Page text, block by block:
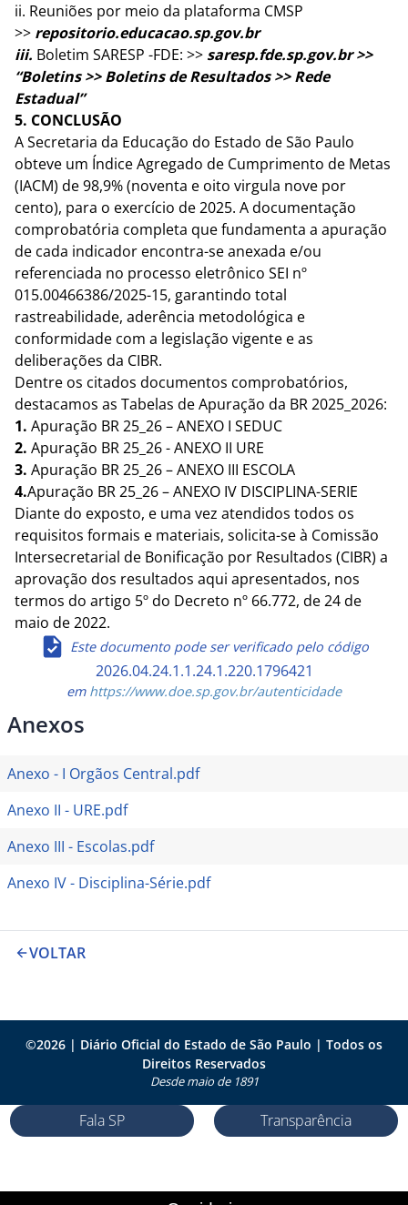
ii. Reuniões por meio da plataforma CMSP
>> repositorio.educacao.sp.gov.br
iii. Boletim SARESP -FDE: >> saresp.fde.sp.gov.br >>
“Boletins >> Boletins de Resultados >> Rede
Estadual”
5. CONCLUSÃO
A Secretaria da Educação do Estado de São Paulo
obteve um Índice Agregado de Cumprimento de Metas
(IACM) de 98,9% (noventa e oito virgula nove por
cento), para o exercício de 2025. A documentação
comprobatória completa que fundamenta a apuração
de cada indicador encontra-se anexada e/ou
referenciada no processo eletrônico SEI nº
015.00466386/2025-15, garantindo total
rastreabilidade, aderência metodológica e
conformidade com a legislação vigente e as
deliberações da CIBR.
Dentre os citados documentos comprobatórios,
destacamos as Tabelas de Apuração da BR 2025_2026:
1. Apuração BR 25_26 – ANEXO I SEDUC
2. Apuração BR 25_26 - ANEXO II URE
3. Apuração BR 25_26 – ANEXO III ESCOLA
4.Apuração BR 25_26 – ANEXO IV DISCIPLINA-SERIE
Diante do exposto, e uma vez atendidos todos os
requisitos formais e materiais, solicita-se à Comissão
Intersecretarial de Bonificação por Resultados (CIBR) a
aprovação dos resultados aqui apresentados, nos
termos do artigo 5º do Decreto nº 66.772, de 24 de
maio de 2022.
Este documento pode ser verificado pelo código
2026.04.24.1.1.24.1.220.1796421
emhttps://www.doe.sp.gov.br/autenticidade
Anexos
Anexo - I Orgãos Central.pdf
Anexo II - URE.pdf
Anexo III - Escolas.pdf
Anexo IV - Disciplina-Série.pdf
VOLTAR
©2026 | Diário Oficial do Estado de São Paulo | Todos os
Direitos Reservados
Desde maio de 1891
Fala SP Transparência